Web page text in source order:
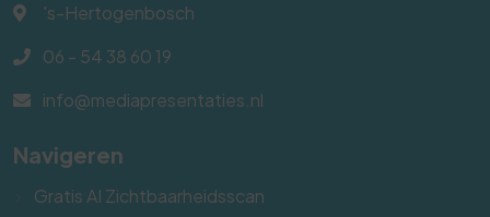
's-Hertogenbosch
06 - 54 38 60 19
info@mediapresentaties.nl
Navigeren
Gratis AI Zichtbaarheidsscan